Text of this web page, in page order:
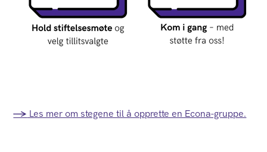
--> Les mer om stegene til å opprette en Econa-gruppe.